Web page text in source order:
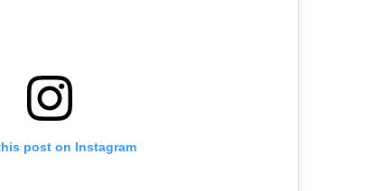
post on Instagram